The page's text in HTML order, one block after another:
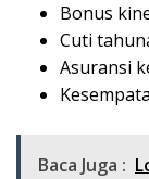
Bonus
Cuti
Asuransi
Baca Juga :